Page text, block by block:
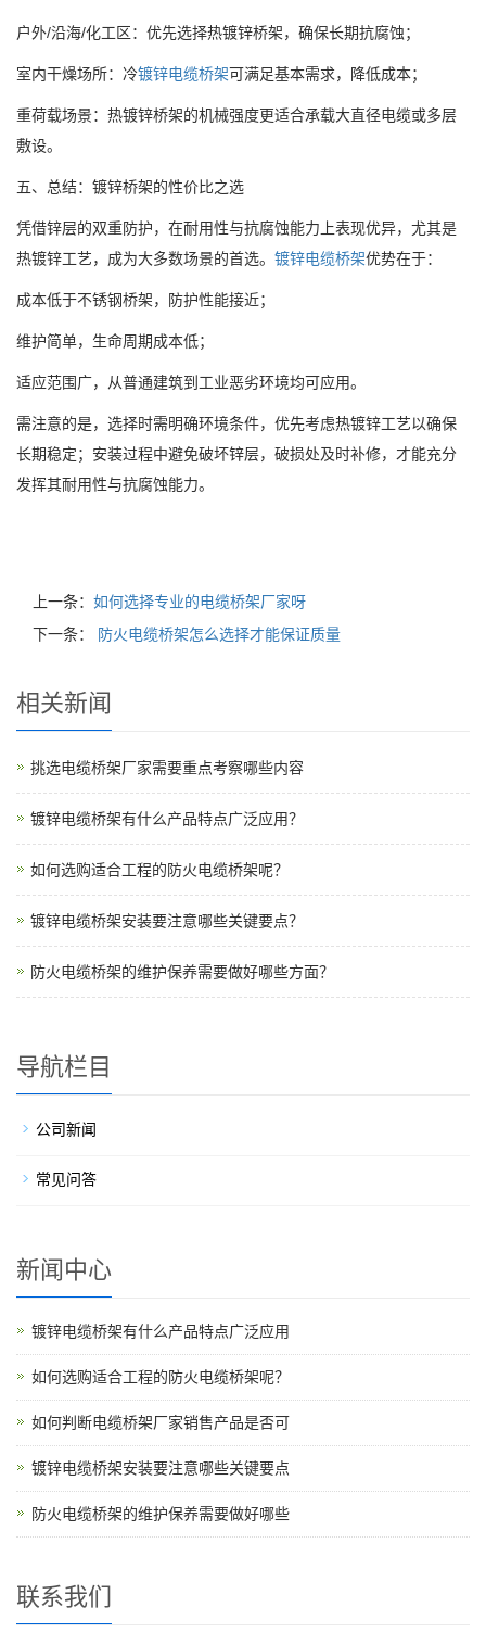
户外/沿海/化工区：优先选择热镀锌桥架，确保长期抗腐蚀；
室内干燥场所：冷镀锌电缆桥架可满足基本需求，降低成本；
重荷载场景：热镀锌桥架的机械强度更适合承载大直径电缆或多层
敷设。
五、总结：镀锌桥架的性价比之选
凭借锌层的双重防护，在耐用性与抗腐蚀能力上表现优异，尤其是
热镀锌工艺，成为大多数场景的首选。 镀锌电缆桥架优势在于：
成本低于不锈钢桥架，防护性能接近；
维护简单，生命周期成本低；
适应范围广，从普通建筑到工业恶劣环境均可应用。
需注意的是，选择时需明确环境条件，优先考虑热镀锌工艺以确保
长期稳定；安装过程中避免破坏锌层，破损处及时补修，才能充分
发挥其耐用性与抗腐蚀能力。
上一条： 如何选择专业的电缆桥架厂家呀
下一条：
防火电缆桥架怎么选择才能保证质量
相关新闻
挑选电缆桥架厂家需要重点考察哪些内容
镀锌电缆桥架有什么产品特点广泛应用？
如何选购适合工程的防火电缆桥架呢？
镀锌电缆桥架安装要注意哪些关键要点？
防火电缆桥架的维护保养需要做好哪些方面？
导航栏目
公司新闻
常见问答
新闻中心
镀锌电缆桥架有什么产品特点广泛应用
如何选购适合工程的防火电缆桥架呢？
如何判断电缆桥架厂家销售产品是否可
镀锌电缆桥架安装要注意哪些关键要点
防火电缆桥架的维护保养需要做好哪些
联系我们